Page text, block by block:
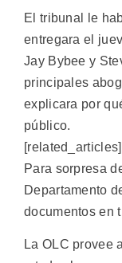
El tribunal le
entregara el
Jay Bybee y
principales
explicara por
público.
[related_articles]
Para sorpresa
Departamento
documentos en
La OLC provee